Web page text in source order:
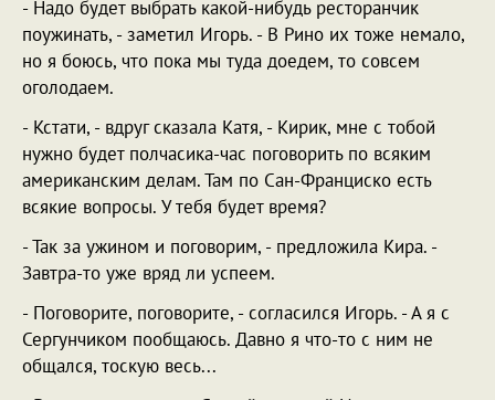
- Надо будет выбрать какой-нибудь ресторанчик
поужинать, - заметил Игорь. - В Рино их тоже немало,
но я боюсь, что пока мы туда доедем, то совсем
оголодаем.
- Кстати, - вдруг сказала Катя, - Кирик, мне с тобой
нужно будет полчасика-час поговорить по всяким
американским делам. Там по Сан-Франциско есть
всякие вопросы. У тебя будет время?
- Так за ужином и поговорим, - предложила Кира. -
Завтра-то уже вряд ли успеем.
- Поговорите, поговорите, - согласился Игорь. - А я с
Сергунчиком пообщаюсь. Давно я что-то с ним не
общался, тоскую весь...